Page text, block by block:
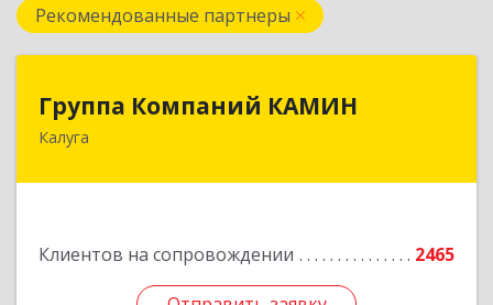
Рекомендованные партнеры
Группа Компаний КАМИН
Калуга
Клиентов на сопровождении 2465
Группа Компаний КАМИН
248023, Калужская обл, Калуга г, Теренинский